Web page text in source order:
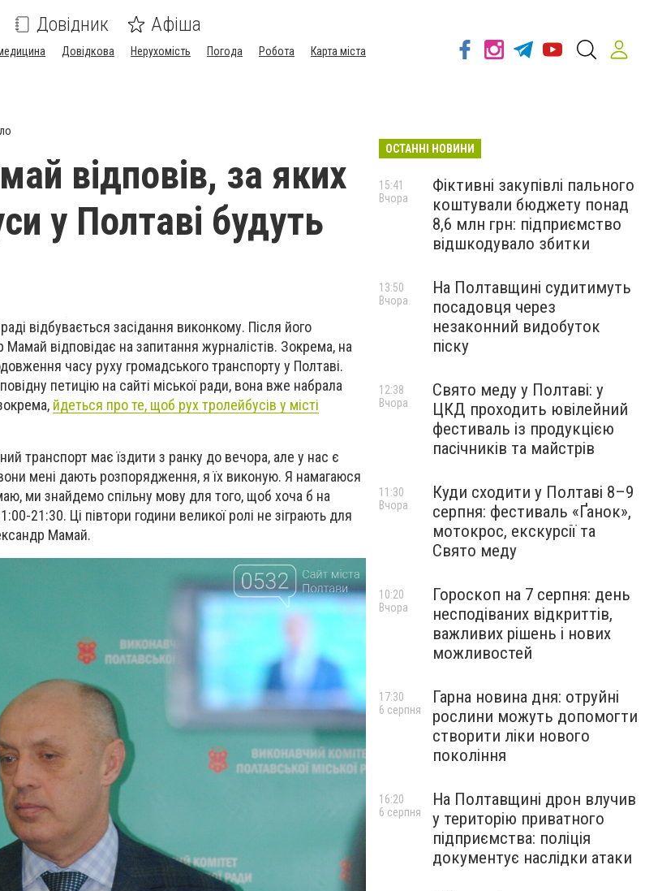
Довідник Афіша
Довідкова Нерухомість Погода Робота
Карта міста
відповів, за яких
у Полтаві будуть
відбувається засідання виконкому. Після його
відповідає на запитання журналістів. Зокрема, на
часу руху громадського транспорту у Полтаві.
петицію на сайті міської ради, вона вже набрала
йдеться про те, щоб рух тролейбусів у місті
транспорт має їздити з ранку до вечора, але у нас є
вони мені дають розпорядження, я їх виконую. Я намагаюся
ми знайдемо спільну мову для того, щоб хоча б на
21:30. Ці півтори години великої ролі не зіграють для
Мамай.
ОСТАННІ НОВИНИ
Фіктивні закупівлі пального
коштували бюджету понад
8,6 млн грн: підприємство
відшкодувало збитки
15:41
Вчора
На Полтавщині судитимуть
посадовця через
незаконний видобуток
піску
13:50
Вчора
Свято меду у Полтаві: у
ЦКД проходить ювілейний
фестиваль із продукцією
пасічників та майстрів
12:38
Вчора
Куди сходити у Полтаві 8–9
серпня: фестиваль «Ґанок»,
мотокрос, екскурсії та
Свято меду
11:30
Вчора
Гороскоп на 7 серпня: день
несподіваних відкриттів,
важливих рішень і нових
можливостей
10:20
Вчора
Гарна новина дня: отруйні
рослини можуть допомогти
створити ліки нового
покоління
17:30
6 серпня
На Полтавщині дрон влучив
у територію приватного
підприємства: поліція
документує наслідки атаки
16:20
6 серпня